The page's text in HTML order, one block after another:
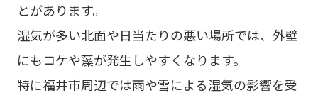
とがあります。
湿気が多い北面や日当たりの悪い場所では、外壁
にもコケや藻が発生しやすくなります。
特に福井市周辺では雨や雪による湿気の影響を受